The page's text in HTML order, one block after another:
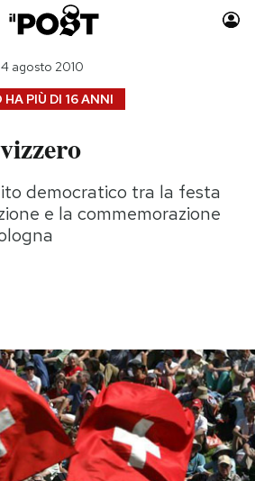
Auto
Moda
Consumismi
Mondiali calcio 2026
PIÙ DI 16 ANNI
agosto 2010
democratico tra la festa
e la commemorazione